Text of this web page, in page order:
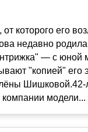
которого его
недавно
— с юной
"копией" его
Шишковой.42-
компании модели...